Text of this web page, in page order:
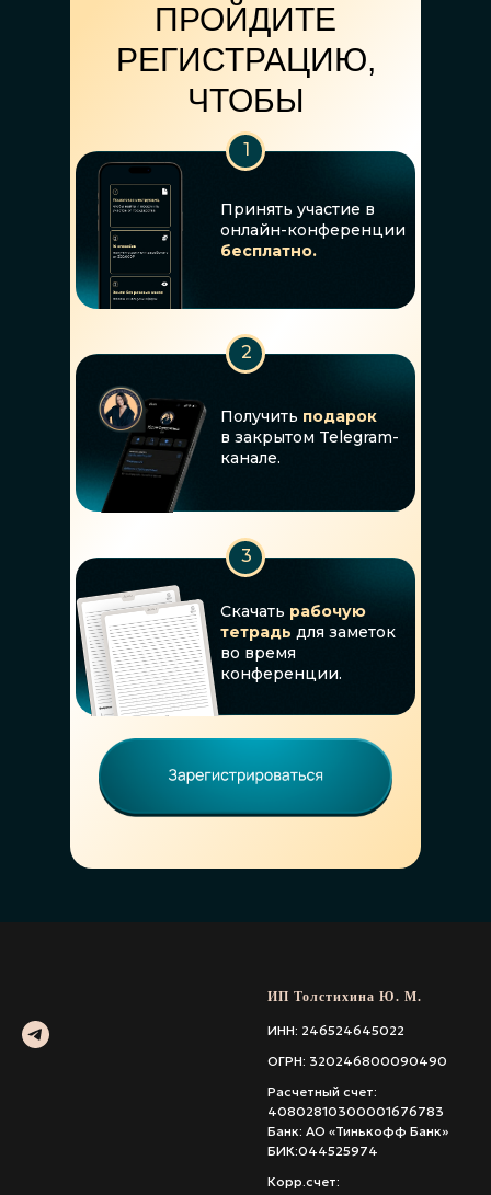
ПРОЙДИТЕ
РЕГИСТРАЦИЮ,
ЧТОБЫ
Принять участие в
онлайн-конференции
бесплатно.
1
Получить подарок
в закрытом Telegram-
канале.
2
Скачать рабочую
тетрадь для заметок
во время
конференции.
3
ИП Толстихина Ю. М.
ИНН: 246524645022
ОГРН: 320246800090490
Расчетный счет:
40802810300001676783
Банк: АО «Тинькофф Банк»
БИК:044525974
Корр.счет: